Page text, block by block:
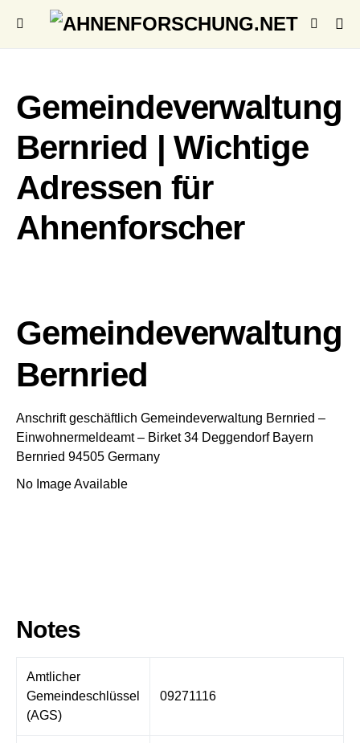
Gemeindeverwaltung
Bernried | Wichtige
Adressen für
Ahnenforscher
Gemeindeverwaltung
Bernried
Anschrift geschäftlich Gemeindeverwaltung Bernried –
Einwohnermeldeamt – Birket 34 Deggendorf Bayern
Bernried 94505 Germany
No Image Available
Notes
Amtlicher
Gemeindeschlüssel
(AGS)
09271116